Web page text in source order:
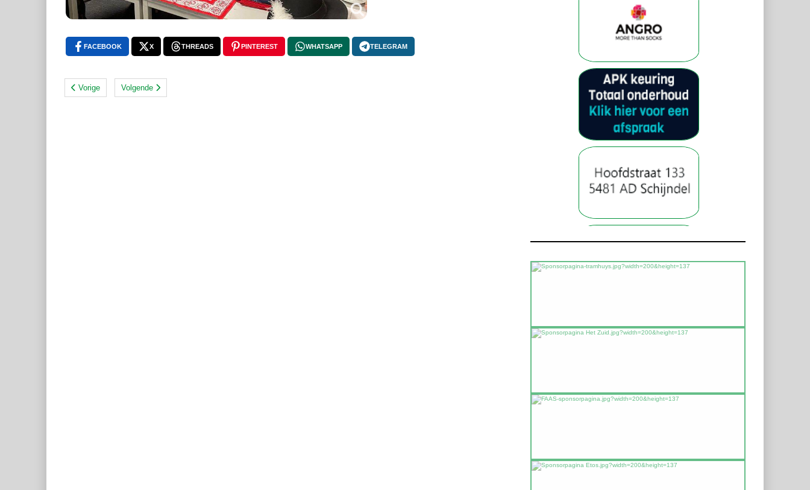
FACEBOOK X THREADS PINTEREST WHATSAPP TELEGRAM
Vorige Volgende